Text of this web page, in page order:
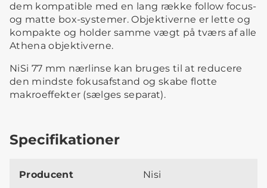
dem kompatible med en lang række follow focus-
og matte box-systemer. Objektiverne er lette og
kompakte og holder samme vægt på tværs af alle
Athena objektiverne.
NiSi 77 mm nærlinse kan bruges til at reducere
den mindste fokusafstand og skabe flotte
makroeffekter (sælges separat).
Specifikationer
Producent Nisi